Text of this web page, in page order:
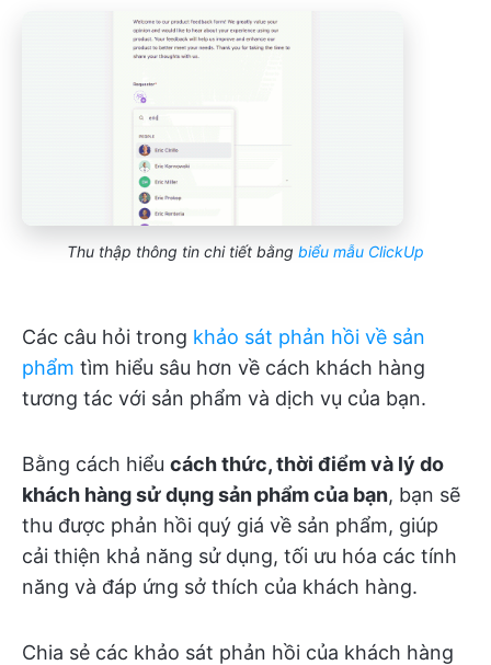
Thu thập thông tin chi tiết bằng biểu mẫu ClickUp
Các câu hỏi trong khảo sát phản hồi về sản
phẩm tìm hiểu sâu hơn về cách khách hàng
tương tác với sản phẩm và dịch vụ của bạn.
Bằng cách hiểu cách thức, thời điểm và lý do
khách hàng sử dụng sản phẩm của bạn, bạn sẽ
thu được phản hồi quý giá về sản phẩm, giúp
cải thiện khả năng sử dụng, tối ưu hóa các tính
năng và đáp ứng sở thích của khách hàng.
Chia sẻ các khảo sát phản hồi của khách hàng